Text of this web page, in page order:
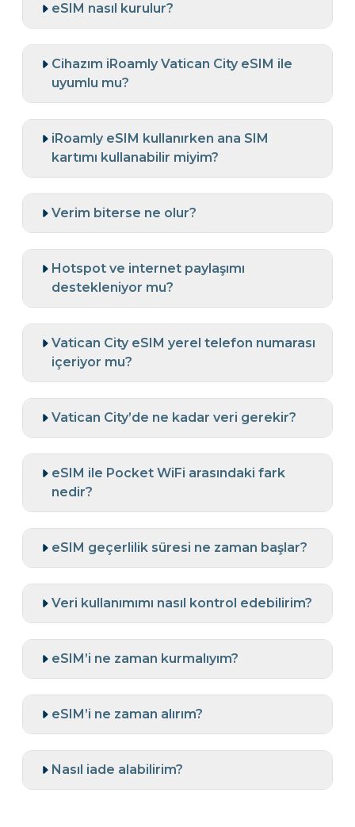
eSIM nasıl kurulur?
Cihazım iRoamly Vatican City eSIM ile
uyumlu mu?
iRoamly eSIM kullanırken ana SIM
kartımı kullanabilir miyim?
Verim biterse ne olur?
Hotspot ve internet paylaşımı
destekleniyor mu?
Vatican City eSIM yerel telefon numarası
içeriyor mu?
Vatican City’de ne kadar veri gerekir?
eSIM ile Pocket WiFi arasındaki fark
nedir?
eSIM geçerlilik süresi ne zaman başlar?
Veri kullanımımı nasıl kontrol edebilirim?
eSIM’i ne zaman kurmalıyım?
eSIM’i ne zaman alırım?
Nasıl iade alabilirim?